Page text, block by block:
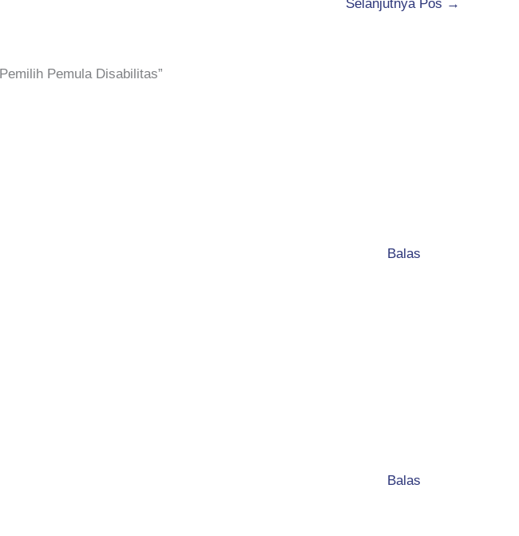
Selanjutnya Pos →
Pemula Disabilitas”
Balas
Balas